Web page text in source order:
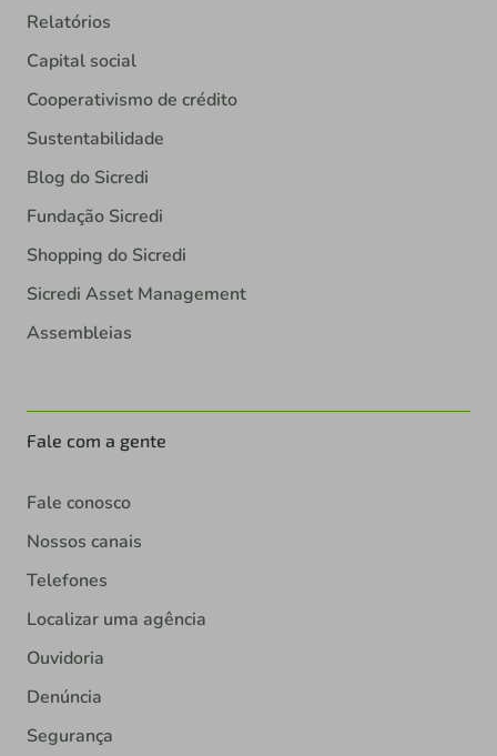
Relatórios
Capital social
Cooperativismo de crédito
Sustentabilidade
Blog do Sicredi
Fundação Sicredi
Shopping do Sicredi
Sicredi Asset Management
Assembleias
Fale com a gente
Fale conosco
Nossos canais
Telefones
Localizar uma agência
Ouvidoria
Denúncia
Segurança